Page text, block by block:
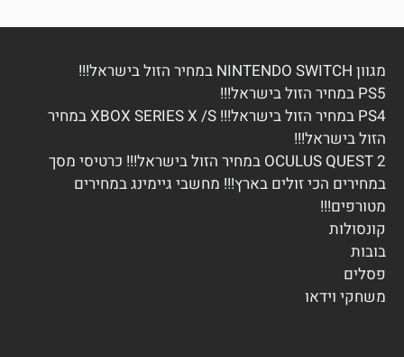
מגוון NINTENDO SWITCH במחיר הזול בישראל!!!
PS5 במחיר הזול בישראל!!!
PS4 במחיר הזול בישראל!!! XBOX SERIES X /S במחיר
הזול בישראל!!!
OCULUS QUEST 2 במחיר הזול בישראל!!! כרטיסי מסך
במחירים הכי זולים בארץ!!! מחשבי גיימינג במחירים
מטורפים!!!
קונסולות
בובות
פסלים
משחקי וידאו